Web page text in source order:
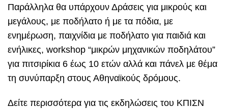
Παράλληλα θα υπάρχουν Δράσεις για μικρούς και
μεγάλους, με ποδήλατο ή με τα πόδια, με
ενημέρωση, παιχνίδια με ποδήλατο για παιδιά και
ενήλικες, workshop “μικρών μηχανικών ποδηλάτου”
για πιτσιρίκια 6 έως 10 ετών αλλά και πάνελ με θέμα
τη συνύπαρξη στους Αθηναϊκούς δρόμους.
Δείτε περισσότερα για τις εκδηλώσεις του ΚΠΙΣΝ